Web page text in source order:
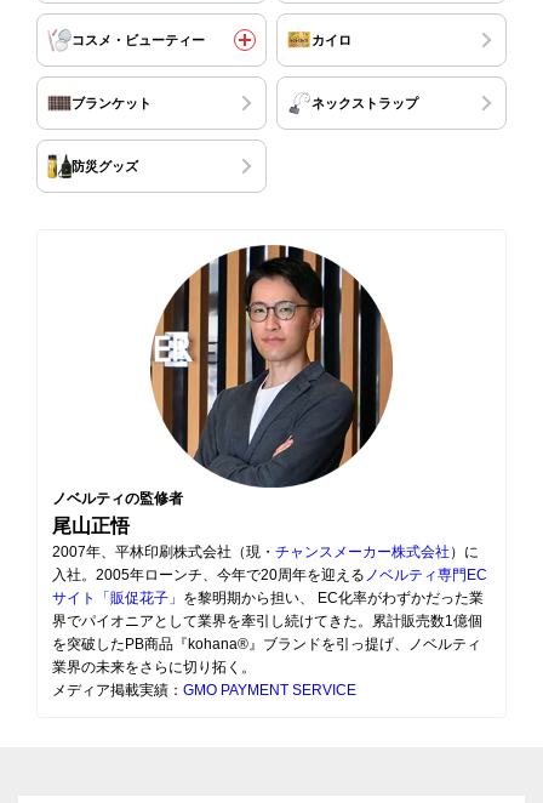
コスメ・ビューティー カイロ
ブランケット ネックストラップ
防災グッズ
ノベルティの監修者
尾山正悟
2007年、平林印刷株式会社（現・ チャンスメーカー株式会社 ）に
入社。2005年ローンチ、今年で20周年を迎える ノベルティ専門EC
サイト「販促花子」 を黎明期から担い、 EC化率がわずかだった業
界でパイオニアとして業界を牽引し続けてきた。累計販売数1億個
を突破したPB商品『kohana®』ブランドを引っ提げ、ノベルティ
業界の未来をさらに切り拓く。
メディア掲載実績： GMO PAYMENT SERVICE